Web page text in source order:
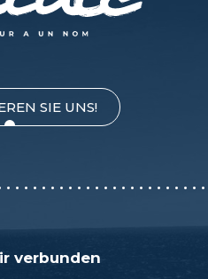
SIE UNS!
verbunden